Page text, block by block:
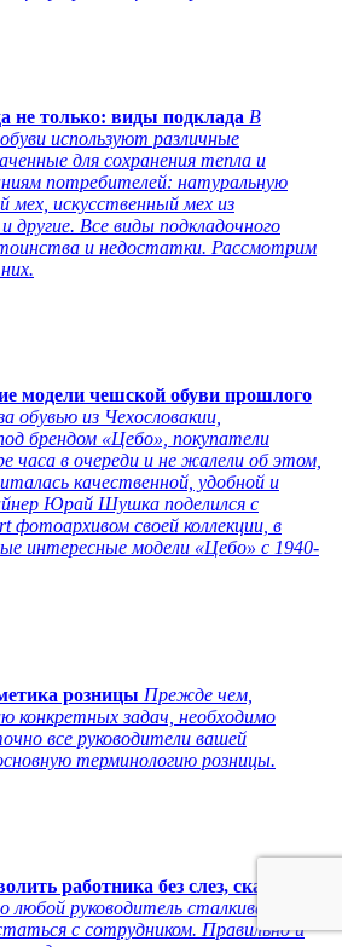
не только: виды подклада В
используют различные
для сохранения тепла и
потребителей: натуральную
мех, искусственный мех из
другие. Все виды подкладочного
и недостатки. Рассмотрим
модели чешской обуви прошлого
обувью из Чехословакии,
брендом «Цебо», покупатели
часа в очереди и не жалели об этом,
качественной, удобной и
Юрай Шушка поделился с
фотоархивом своей коллекции, в
интересные модели «Цебо» с 1940-
розницы Прежде чем,
конкретных задач, необходимо
все руководители вашей
терминологию розницы.
работника без слез, скандала
любой руководитель сталкивается с
с сотрудником. Правильно и